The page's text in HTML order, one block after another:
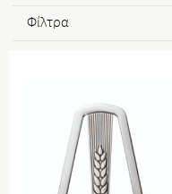
Φίλτρα